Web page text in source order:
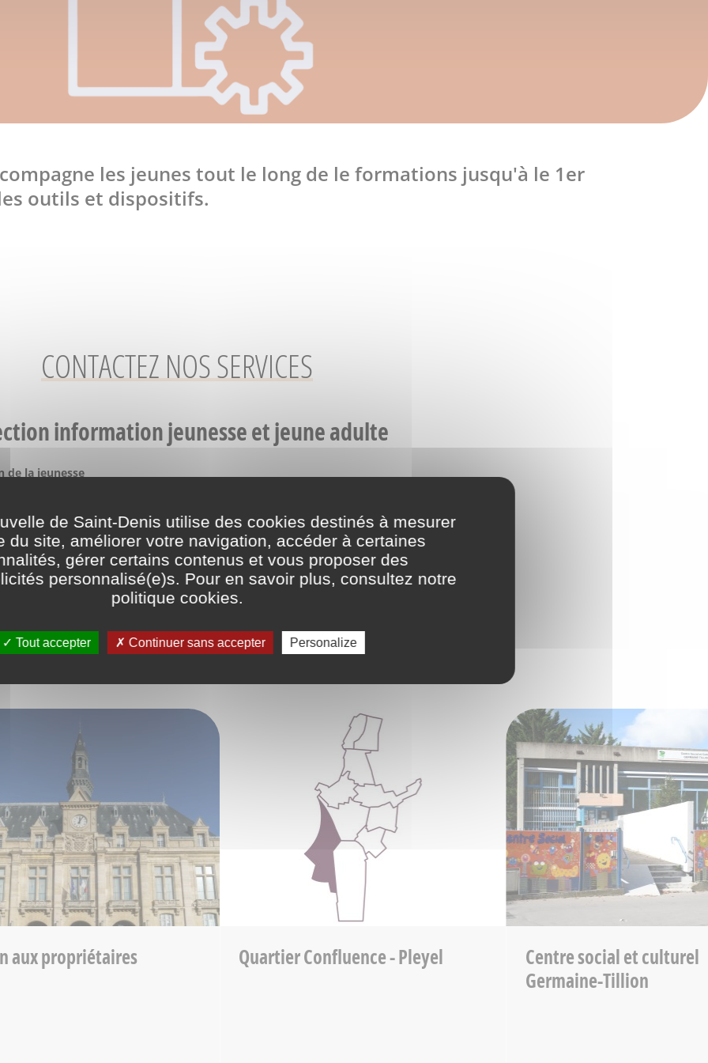
les jeunes tout le long de le formations jusqu'à le 1er
outils et dispositifs.
CONTACTEZ NOS SERVICES
information jeunesse et jeune adulte
de la jeunesse
72 20 90
directiondujeuneadulte@saintdenis.fr
À LIRE AUSSI
aux propriétaires Quartier Confluence - Pleyel
Centre social et culturel
Germaine-Tillion
de Saint-Denis utilise des cookies destinés à mesurer
du site, améliorer votre navigation, accéder à certaines
gérer certains contenus et vous proposer des
personnalisé(e)s. Pour en savoir plus, consultez notre
politique cookies.
Tout accepter Continuer sans accepter Personalize